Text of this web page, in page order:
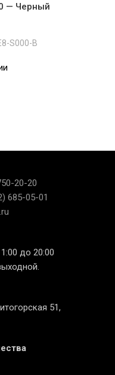
— Черный
S000-B
20-20
685-05-01
до 20:00
51,